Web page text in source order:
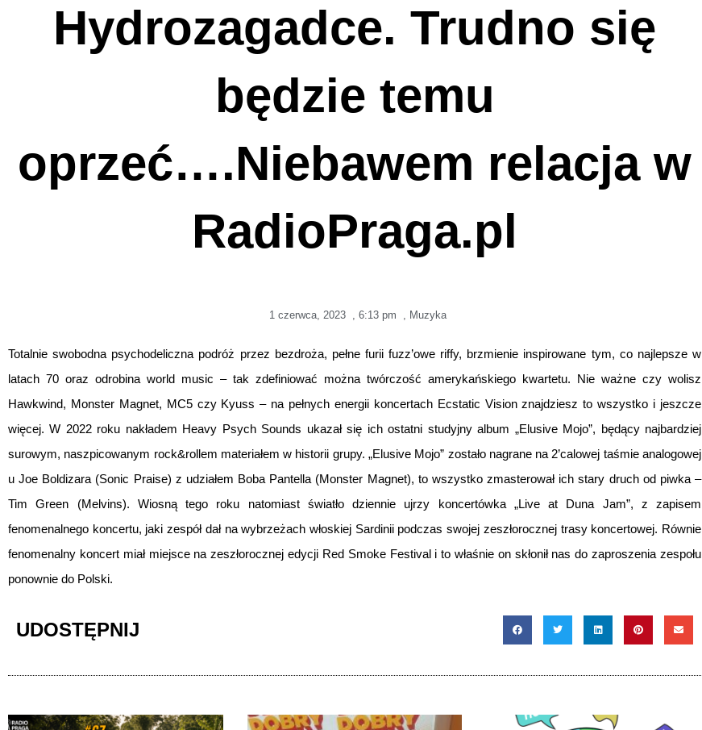
Hydrozagadce. Trudno się
będzie temu
oprzeć….Niebawem relacja w
RadioPraga.pl
1 czerwca, 2023 , 6:13 pm , Muzyka
Totalnie swobodna psychodeliczna podróż przez bezdroża, pełne furii fuzz’owe riffy, brzmienie inspirowane tym, co najlepsze w
latach 70 oraz odrobina world music – tak zdefiniować można twórczość amerykańskiego kwartetu. Nie ważne czy wolisz
Hawkwind, Monster Magnet, MC5 czy Kyuss – na pełnych energii koncertach Ecstatic Vision znajdziesz to wszystko i jeszcze
więcej. W 2022 roku nakładem Heavy Psych Sounds ukazał się ich ostatni studyjny album „Elusive Mojo”, będący najbardziej
surowym, naszpicowanym rock&rollem materiałem w historii grupy. „Elusive Mojo” zostało nagrane na 2’calowej taśmie analogowej
u Joe Boldizara (Sonic Praise) z udziałem Boba Pantella (Monster Magnet), to wszystko zmasterował ich stary druch od piwka –
Tim Green (Melvins). Wiosną tego roku natomiast światło dziennie ujrzy koncertówka „Live at Duna Jam”, z zapisem
fenomenalnego koncertu, jaki zespół dał na wybrzeżach włoskiej Sardinii podczas swojej zeszłorocznej trasy koncertowej. Równie
fenomenalny koncert miał miejsce na zeszłorocznej edycji Red Smoke Festival i to właśnie on skłonił nas do zaproszenia zespołu
ponownie do Polski.
UDOSTĘPNIJ